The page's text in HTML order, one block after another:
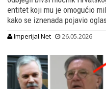
entitet koji mu je omogućio
kako se iznenada pojavio
Imperijal.Net 26.05.2026